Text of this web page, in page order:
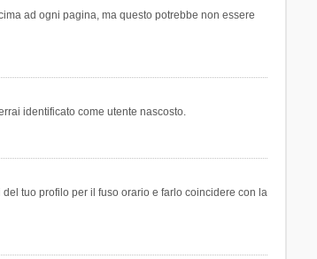
ad ogni pagina, ma questo potrebbe non essere
identificato come utente nascosto.
tuo profilo per il fuso orario e farlo coincidere con la